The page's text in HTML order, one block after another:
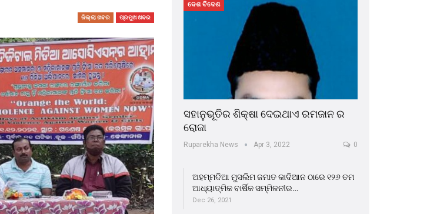
ଜିଲ୍ଲା ଖବର ପ୍ରମୁଖ ଖବର
ଦେଶ ବିଦେଶ
ସହାନୁଭୂତିର ଶିକ୍ଷା ଦେଇଥାଏ ରମଜାନ ର
ରୋଜା
Ruparekha News Apr 3, 2022 0
ଅହମ୍ମଦିଆ ମୁସଲିମ ଜମାତ କାଦିଆନ ଠାରେ ୧୨୬ ତମ
ଆଧ୍ୟାତ୍ମିକ ବାର୍ଷିକ ସମ୍ମିଳନୀର…
Dec 26, 2021